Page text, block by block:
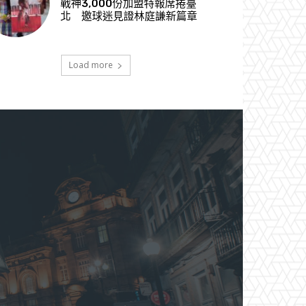
戰神3,000份加盟特報席捲臺
北 邀球迷見證林庭謙新篇章
Load more